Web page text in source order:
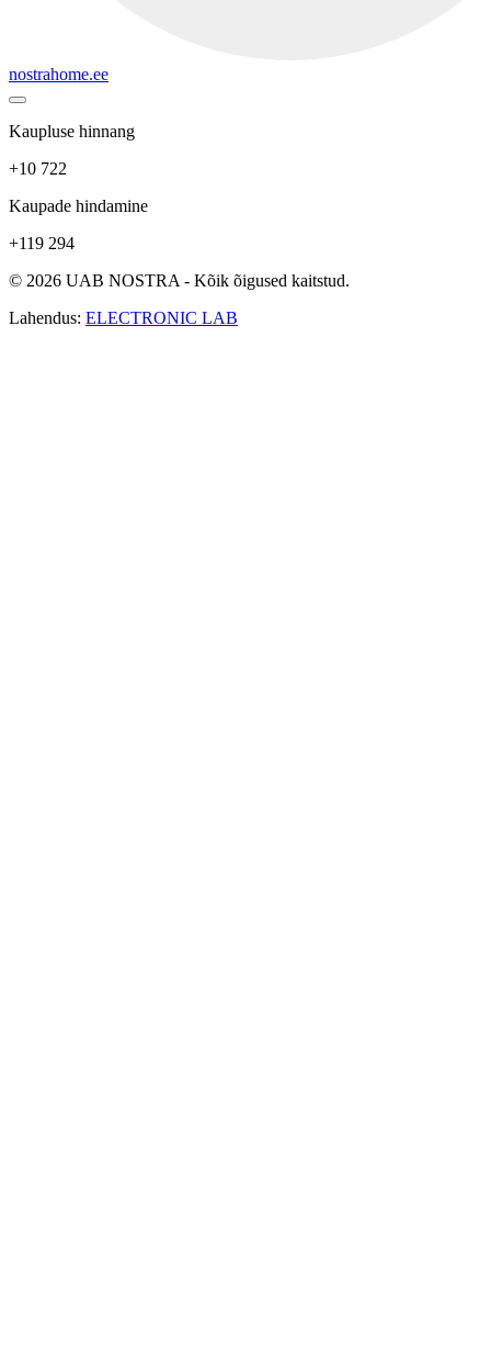
nostrahome.ee
Kaupluse hinnang
+10 722
Kaupade hindamine
+119 294
© 2026 UAB NOSTRA - Kõik õigused kaitstud.
Lahendus: ELECTRONIC LAB